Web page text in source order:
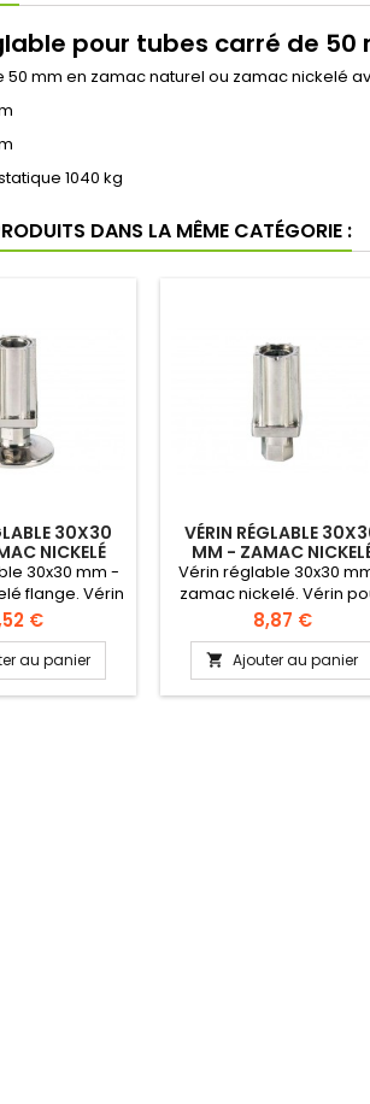
pour tubes carré de 50
50 mm en zamac naturel ou zamac nickelé
1040 kg
DANS LA MÊME CATÉGORIE :
30X30
NICKELÉ
30x30 mm -
flange. Vérin
30x30 mm.
nickelé.
diamètre
23 mm.
mm. Charge:
€
au panier
VÉRIN RÉGLABLE
MM - ZAMAC
Vérin réglable 30x30
zamac nickelé. Vérin
tube 30x30 mm. Matière:
zamac nickelé.
nickelé. Hauteur: 28 mm.
Réglage: 31 mm.
900 kg.
Prix
8,87 €
 Ajouter au panier